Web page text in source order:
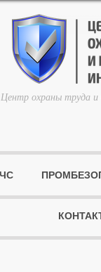
Центр охраны труда и